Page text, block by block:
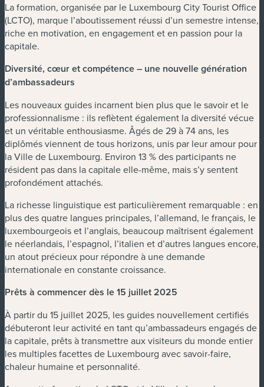
La formation, organisée par le Luxembourg City Tourist Office
(LCTO), marque l’aboutissement réussi d’un semestre intense,
riche en motivation, en engagement et en passion pour la
capitale.
Diversité, cœur et compétence – une nouvelle génération
d’ambassadeurs
Les nouveaux guides incarnent bien plus que le savoir et le
professionnalisme : ils reflètent également la diversité vécue
et un véritable enthousiasme. Âgés de 29 à 74 ans, les
diplômés viennent de tous horizons, unis par leur amour pour
la Ville de Luxembourg. Environ 13 % des participants ne
résident pas dans la capitale elle-même, mais s’y sentent
profondément attachés.
La richesse linguistique est particulièrement remarquable : en
plus des quatre langues principales, l’allemand, le français, le
luxembourgeois et l’anglais, beaucoup maîtrisent également
le néerlandais, l’espagnol, l’italien et d’autres langues encore,
un atout précieux pour répondre à une demande
internationale en constante croissance.
Prêts à commencer dès le 15 juillet 2025
À partir du 15 juillet 2025, les guides nouvellement certifiés
débuteront leur activité en tant qu’ambassadeurs engagés de
la capitale, prêts à transmettre aux visiteurs du monde entier
les multiples facettes de Luxembourg avec savoir-faire,
chaleur humaine et personnalité.